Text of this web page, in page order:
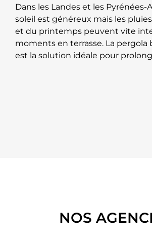
Dans les Landes et les Pyrénées-
soleil est généreux mais les
et du printemps peuvent vite
moments en terrasse. La
est la solution idéale pour
NOS